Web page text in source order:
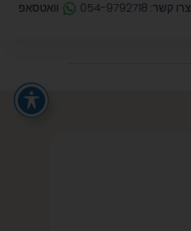
צרו קשר: 054-9792718 וואטסאפ